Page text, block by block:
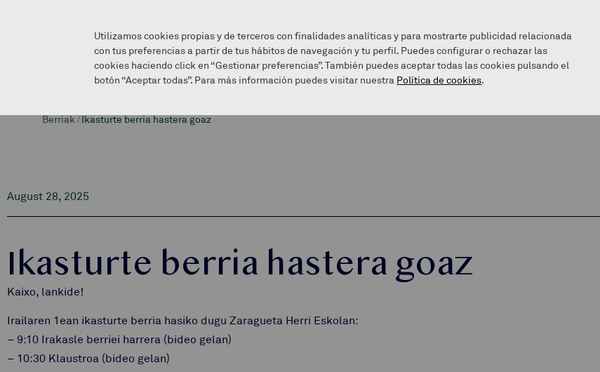
EZAGUTU GAITZAZU INFOGUNEA
Berriak /Ikasturte berria hastera goaz
August 28, 2025
Ikasturte berria hastera goaz
Kaixo, lankide!
Irailaren 1ean ikasturte berria hasiko dugu Zaragueta Herri Eskolan:
– 9:10 Irakasle berriei harrera (bideo gelan)
– 10:30 Klaustroa (bideo gelan)
Utilizamos cookies propias y de terceros con finalidades analíticas y para mostrarte publicidad relacionada
con tus preferencias a partir de tus hábitos de navegación y tu perfil. Puedes configurar o rechazar las
cookies haciendo click en “Gestionar preferencias”. También puedes aceptar todas las cookies pulsando el
botón “Aceptar todas”. Para más información puedes visitar nuestra Política de cookies.